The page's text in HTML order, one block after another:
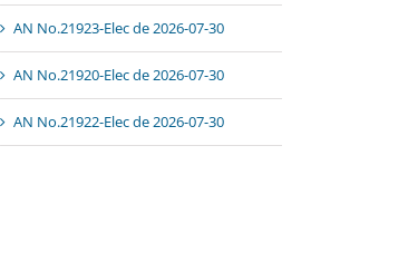
AN No.21923-Elec de 2026-07-30
AN No.21920-Elec de 2026-07-30
AN No.21922-Elec de 2026-07-30